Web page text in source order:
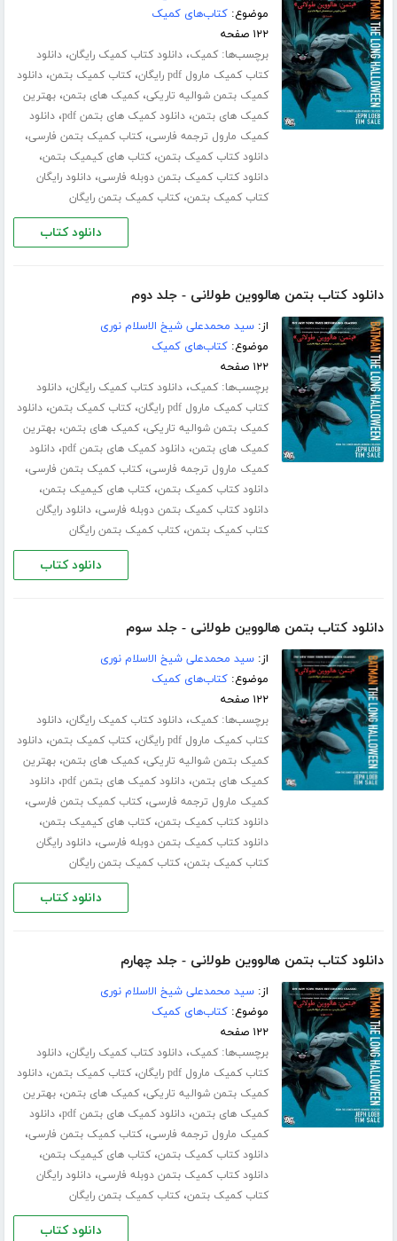
موضوع:کتاب‌های کمیک
۱۲۲ صفحه
برچسب‌ها:کمیک،دانلود کتاب کمیک رایگان،دانلود
کتاب کمیک مارول pdf رایگان
،کتاب کمیک بتمن،دانلود
کمیک بتمن شوالیه تاریکی،کمیک های بتمن،بهترین
کمیک های بتمن،دانلود کمیک های بتمن pdf ،دانلود
کمیک مارول ترجمه فارسی،کتاب کمیک بتمن فارسی،
دانلود کتاب کمیک بتمن،کتاب های کیمیک بتمن،
دانلود کتاب کمیک بتمن دوبله فارسی،دانلود رایگان
کتاب کمیک بتمن،کتاب کمیک بتمن رایگان
دانلود کتاب
دانلود کتاب بتمن هالووین طولانی - جلد دوم
از:سید محمدعلی شیخ الاسلام نوری
موضوع:کتاب‌های کمیک
۱۲۲ صفحه
برچسب‌ها:کمیک،دانلود کتاب کمیک رایگان،دانلود
کتاب کمیک مارول pdf رایگان
،کتاب کمیک بتمن،دانلود
کمیک بتمن شوالیه تاریکی،کمیک های بتمن،بهترین
کمیک های بتمن،دانلود کمیک های بتمن pdf ،دانلود
کمیک مارول ترجمه فارسی،کتاب کمیک بتمن فارسی،
دانلود کتاب کمیک بتمن،کتاب های کیمیک بتمن،
دانلود کتاب کمیک بتمن دوبله فارسی،دانلود رایگان
کتاب کمیک بتمن،کتاب کمیک بتمن رایگان
دانلود کتاب
دانلود کتاب بتمن هالووین طولانی - جلد سوم
از:سید محمدعلی شیخ الاسلام نوری
موضوع:کتاب‌های کمیک
۱۲۲ صفحه
برچسب‌ها:کمیک،دانلود کتاب کمیک رایگان،دانلود
کتاب کمیک مارول pdf رایگان
،کتاب کمیک بتمن،دانلود
کمیک بتمن شوالیه تاریکی،کمیک های بتمن،بهترین
کمیک های بتمن،دانلود کمیک های بتمن pdf ،دانلود
کمیک مارول ترجمه فارسی،کتاب کمیک بتمن فارسی،
دانلود کتاب کمیک بتمن،کتاب های کیمیک بتمن،
دانلود کتاب کمیک بتمن دوبله فارسی،دانلود رایگان
کتاب کمیک بتمن،کتاب کمیک بتمن رایگان
دانلود کتاب
دانلود کتاب بتمن هالووین طولانی - جلد چهارم
از:سید محمدعلی شیخ الاسلام نوری
موضوع:کتاب‌های کمیک
۱۲۲ صفحه
برچسب‌ها:کمیک،دانلود کتاب کمیک رایگان،دانلود
کتاب کمیک مارول pdf رایگان
،کتاب کمیک بتمن،دانلود
کمیک بتمن شوالیه تاریکی،کمیک های بتمن،بهترین
کمیک های بتمن،دانلود کمیک های بتمن pdf ،دانلود
کمیک مارول ترجمه فارسی،کتاب کمیک بتمن فارسی،
دانلود کتاب کمیک بتمن،کتاب های کیمیک بتمن،
دانلود کتاب کمیک بتمن دوبله فارسی،دانلود رایگان
کتاب کمیک بتمن،کتاب کمیک بتمن رایگان
دانلود کتاب